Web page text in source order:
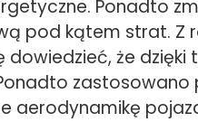
Ponadto
pod kątem strat. Z
że dzięki
zastosowano
aerodynamikę